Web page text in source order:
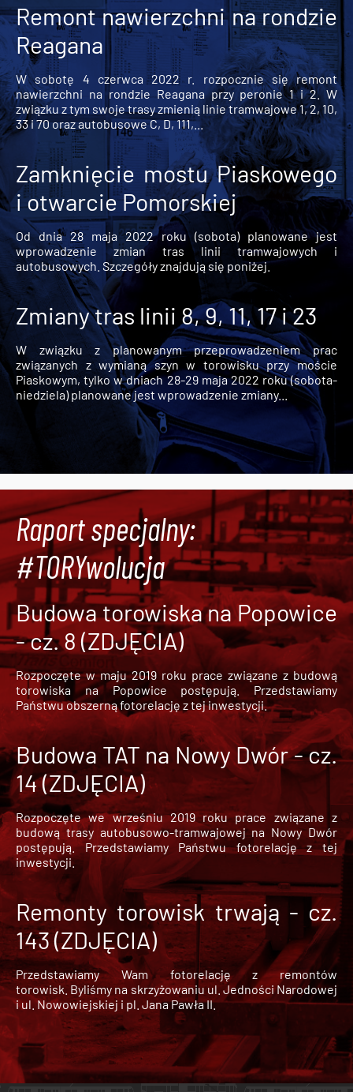
Remont nawierzchni na rondzie
Reagana
W sobotę 4 czerwca 2022 r. rozpocznie się remont
nawierzchni na rondzie Reagana przy peronie 1 i 2. W
związku z tym swoje trasy zmienią linie tramwajowe 1, 2, 10,
33 i 70 oraz autobusowe C, D, 111,...
Zamknięcie mostu Piaskowego
i otwarcie Pomorskiej
Od dnia 28 maja 2022 roku (sobota) planowane jest
wprowadzenie zmian tras linii tramwajowych i
autobusowych. Szczegóły znajdują się poniżej.
Zmiany tras linii 8, 9, 11, 17 i 23
W związku z planowanym przeprowadzeniem prac
związanych z wymianą szyn w torowisku przy moście
Piaskowym, tylko w dniach 28-29 maja 2022 roku (sobota-
niedziela) planowane jest wprowadzenie zmiany...
Raport specjalny:
#TORYwolucja
Budowa torowiska na Popowice
- cz. 8 (ZDJĘCIA)
Rozpoczęte w maju 2019 roku prace związane z budową
torowiska na Popowice
postępują. Przedstawiamy
Państwu obszerną fotorelację z tej inwestycji.
Budowa TAT na Nowy Dwór - cz.
14 (ZDJĘCIA)
Rozpoczęte we wrześniu 2019 roku prace związane z
budową trasy autobusowo-tramwajowej na Nowy Dwór
postępują. Przedstawiamy Państwu fotorelację z tej
inwestycji.
Remonty torowisk trwają - cz.
143 (ZDJĘCIA)
Przedstawiamy Wam fotorelację z remontów
torowisk. Byliśmy na skrzyżowaniu ul. Jedności Narodowej
i ul. Nowowiejskiej i pl. Jana Pawła II.